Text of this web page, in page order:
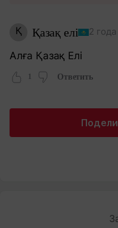
Қ Қазақ елі 2
Алға Қазақ Елі
Ответить